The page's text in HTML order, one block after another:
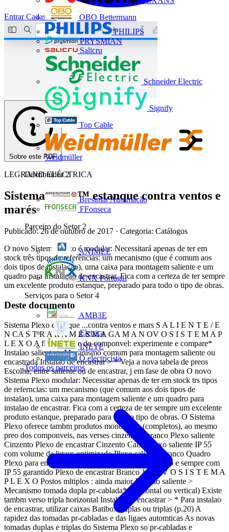
OBO Bettermann
PHILIPS
PRYSMIAN
Salicru
Schneider Electric
Signify
Top Cable
Weidmüller
Distribuidor 2
Bresimar Automação
FFonseca
Parceiro do Setor 2
ANIMEE
KNX Portugal
Serviços para o Setor 4
AMB3E
Eletrica
INETE
O electricista
Todos os parceiros
EntrarCadastrar
Sobre este PDF
LEGRAND ELÉCTRICA
Sistema Plexo™ estanque contra ventos e
marés
Publicado: 26 de outubro de 2017 · Categoria: Catálogos
O novo Sistema Plexo é modular: Necessitará apenas de ter em
stock três tipos de referências: um mecanismo (que é comum aos
dois tipos de instalação), uma caixa para montagem saliente e um
quadro para instalação de encastrar. Fica com a certeza de ter sempre
um excelente produto estanque, preparado para todo o tipo de obras.
Deste documento
Sistema Plexo estanque ...contra ventos e mars S A L I E N T E / E
N CA S T R A R A M E S M A GA M A N OV O S I S T E M A P
L E X O A flexibilidade do componvel: experimente e compare*
Instalao saliente > Mecanismo comum para montagem saliente ou
encastrada Instalao de encastrar > * Veja a nova tabela de preos
Escolha, entre saliente ou de encastrar, j em fase de obra O novo
Sistema Plexo modular: Necessitar apenas de ter em stock trs tipos
de referncias: um mecanismo (que comum aos dois tipos de
instalao), uma caixa para montagem saliente e um quadro para
instalao de encastrar. Fica com a certeza de ter sempre um excelente
produto estanque, preparado para todo o tipo de obras. O Sistema
Plexo oferece tambm produtos monobloco (completos), ao mesmo
preo dos componveis, nas verses cinzento e branco Plexo saliente
Cinzento Plexo de encastrar Cinzento Caixa Plexo saliente IP 55
com volume de ligaes optimizado Plexo saliente Branco Quadro
Plexo para encastrar: uma integrao esttica de sucesso e sempre com
IP 55 garantido Plexo de encastrar Branco 1 N OV O S I S T E M A
P L E X O Postos mltiplos : ainda maior Instalao saliente >
Mecanismo tomada dupla pr-cablada*(horizontal ou vertical) Existe
tambm verso tripla horizontal Instalao de encastrar > * Para instalao
de encastrar, utilizar caixas Batibox duplas ou triplas (p.20) A
rapidez das tomadas pr-cabladas e das ligaes automticas As novas
tomadas duplas e triplas do Sistema Plexo so pr-cabladas e